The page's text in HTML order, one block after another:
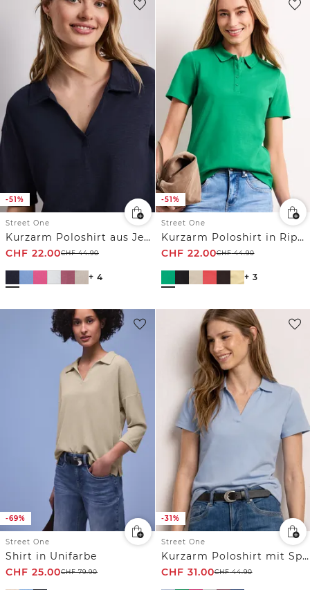
-51%
Street One
Kurzarm Poloshirt aus Jersey
CHF 22.00CHF44.90
+ 4
-51%
Street One
Kurzarm Poloshirt in Rippstruktur
CHF 22.00CHF44.90
+ 3
-69%
Street One
Shirt in Unifarbe
CHF 25.00CHF79.90
-31%
Street One
Kurzarm Poloshirt mit Split Neck
CHF 31.00CHF44.90